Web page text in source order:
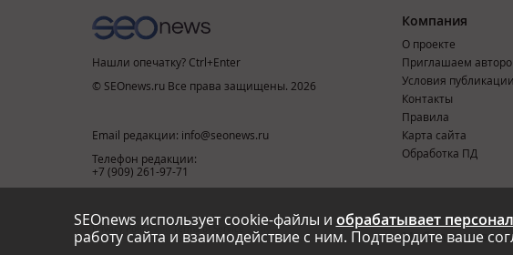
SEOnews использует cookie-файлы и обрабатывает
работу сайта и взаимодействие с ним. Подтвердите ваше
Нашли опечатку? Ctrl+Enter
© SEOnews.ru Все права защищены. 2026
Email редакции: info@seonews.ru
Телефон редакции:
+7 (909) 261-97-71
This site is protected by reCAPTCHA and the Google
Privacy Policy
Terms of Service apply.
Компания
О проекте
Приглашаем
Условия публикации
Контакты
Правила
Карта сайта
Обработка ПД
Мобильная